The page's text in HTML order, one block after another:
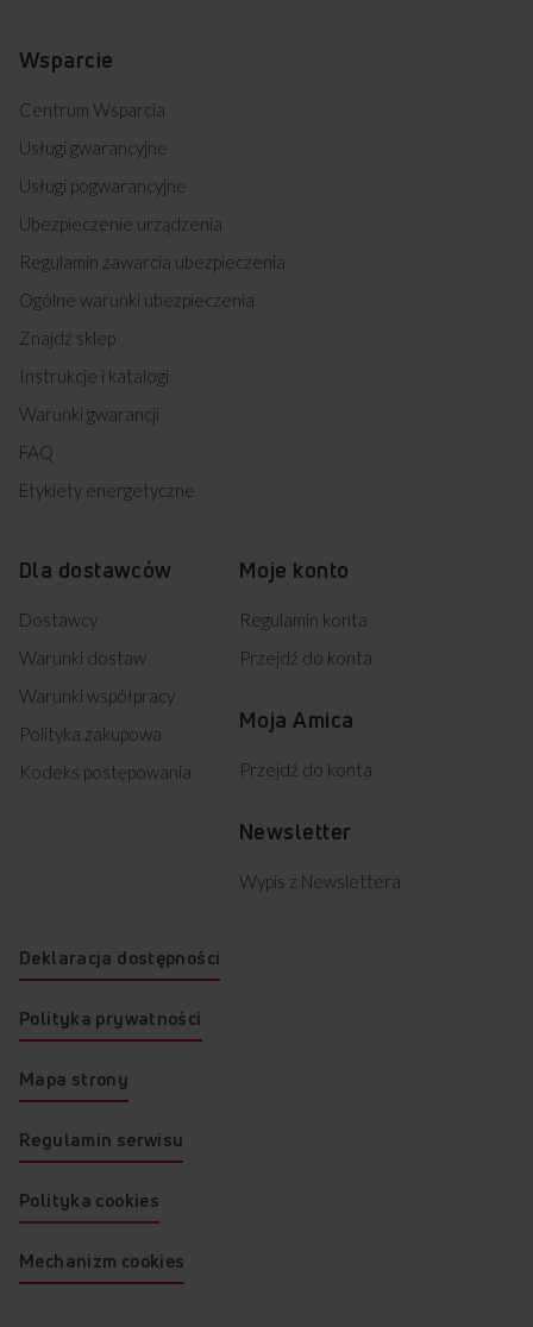
Wsparcie
Centrum Wsparcia
Usługi gwarancyjne
Usługi pogwarancyjne
Ubezpieczenie urządzenia
Regulamin zawarcia ubezpieczenia
Ogólne warunki ubezpieczenia
Znajdź sklep
Instrukcje i katalogi
Warunki gwarancji
FAQ
Etykiety energetyczne
Dla dostawców
Dostawcy
Warunki dostaw
Warunki współpracy
Polityka zakupowa
Kodeks postępowania
Moje konto
Regulamin konta
Przejdź do konta
Moja Amica
Przejdź do konta
Newsletter
Wypis z Newslettera
Deklaracja dostępności
Polityka prywatności
Mapa strony
Regulamin serwisu
Polityka cookies
Mechanizm cookies